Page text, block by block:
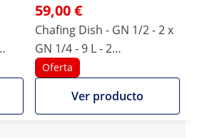
59,00 €
Chafing Dish - GN 1/2 - 2 x
GN 1/4 - 9 L - 2
contenedores de
combustible - 295 x 235 x
60 / 240 x 135 x 65 mm -
Oferta
Ver producto